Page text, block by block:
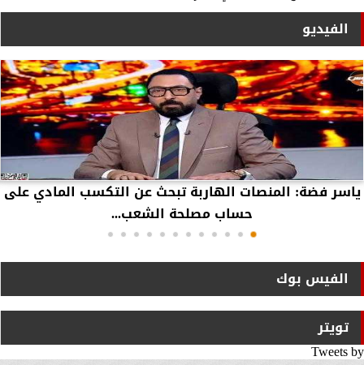
الفيديو
ياسر فضة: المنصات الهاربة تبحث عن التكسب المادي على
حساب مصلحة الشعب...
الفيس بوك
تويتر
Tweets by